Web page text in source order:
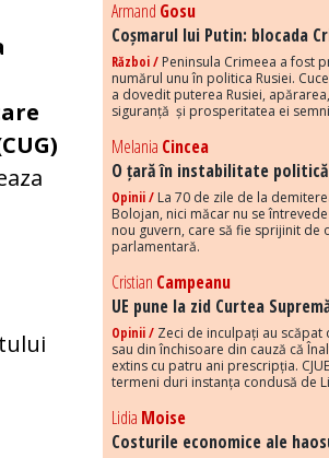
Armand Gosu
Coșmarul lui Putin: blocada
Război / Peninsula Crimeea a fost
numărul unu în politica Rusiei.
a dovedit puterea Rusiei,
siguranță și prosperitatea ei
Melania Cincea
O țară în instabilitate
Opinii / La 70 de zile de la
Bolojan, nici măcar nu se
nou guvern, care să fie sprijinit de
parlamentară.
Cristian Campeanu
UE pune la zid Curtea
Opinii / Zeci de inculpați au scăpat
sau din închisoare din cauză că
extins cu patru ani prescripția.
termeni duri instanța condusă de
Lidia Moise
Costurile economice ale